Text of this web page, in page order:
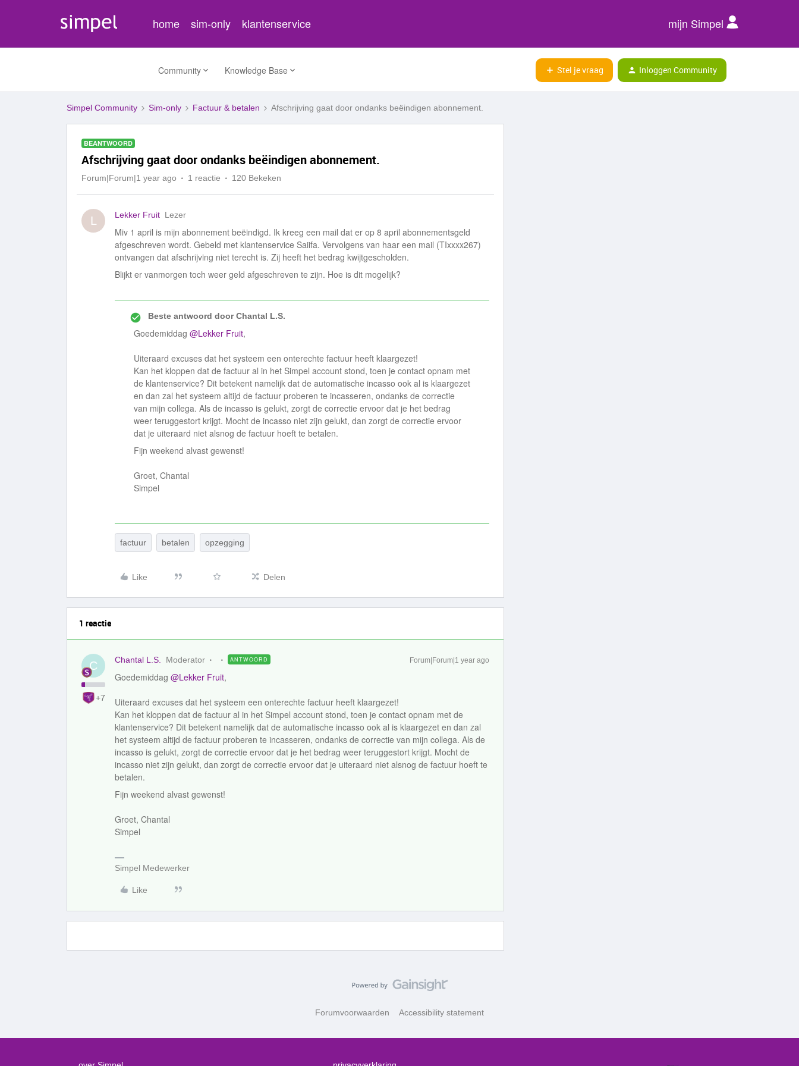
home sim-only klantenservice mijn Simpel
Community Knowledge Base Stel je vraag Inloggen Community
Simpel Community Sim-only Factuur & betalen Afschrijving gaat door ondanks beëindigen abonnement.
BEANTWOORD
Afschrijving gaat door ondanks beëindigen abonnement.
Forum|Forum|1 year ago 1 reactie 120 Bekeken
L Lekker Fruit Lezer
Miv 1 april is mijn abonnement beëindigd. Ik kreeg een mail dat er op 8 april abonnementsgeld
afgeschreven wordt. Gebeld met klantenservice Saiifa. Vervolgens van haar een mail (TIxxxx267)
ontvangen dat afschrijving niet terecht is. Zij heeft het bedrag kwijtgescholden.
Blijkt er vanmorgen toch weer geld afgeschreven te zijn. Hoe is dit mogelijk?
Beste antwoord doorChantal L.S.
Goedemiddag ​ @Lekker Fruit,
Uiteraard excuses dat het systeem een onterechte factuur heeft klaargezet!
Kan het kloppen dat de factuur al in het Simpel account stond, toen je contact opnam met
de klantenservice? Dit betekent namelijk dat de automatische incasso ook al is klaargezet
en dan zal het systeem altijd de factuur proberen te incasseren, ondanks de correctie
van mijn collega. Als de incasso is gelukt, zorgt de correctie ervoor dat je het bedrag
weer teruggestort krijgt. Mocht de incasso niet zijn gelukt, dan zorgt de correctie ervoor
dat je uiteraard niet alsnog de factuur hoeft te betalen.
Fijn weekend alvast gewenst!
Groet, Chantal
Simpel
factuur betalen opzegging
Like Delen
1 reactie
C
+7
Chantal L.S. Moderator ANTWOORD Forum|Forum|1 year ago
Goedemiddag ​ @Lekker Fruit,
Uiteraard excuses dat het systeem een onterechte factuur heeft klaargezet!
Kan het kloppen dat de factuur al in het Simpel account stond, toen je contact opnam met de
klantenservice? Dit betekent namelijk dat de automatische incasso ook al is klaargezet en dan zal
het systeem altijd de factuur proberen te incasseren, ondanks de correctie van mijn collega. Als de
incasso is gelukt, zorgt de correctie ervoor dat je het bedrag weer teruggestort krijgt. Mocht de
incasso niet zijn gelukt, dan zorgt de correctie ervoor dat je uiteraard niet alsnog de factuur hoeft te
betalen.
Fijn weekend alvast gewenst!
Groet, Chantal
Simpel
Simpel Medewerker
Like
Forumvoorwaarden Accessibility statement